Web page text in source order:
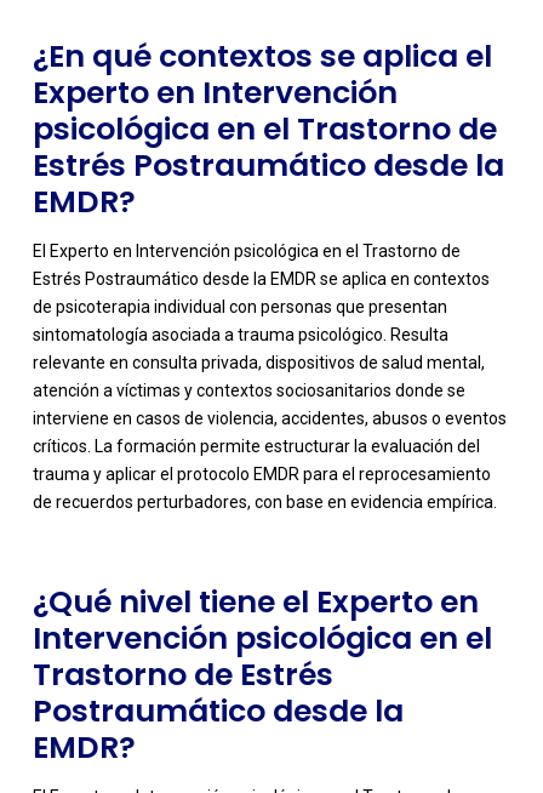
¿En qué contextos se aplica el
Experto en Intervención
psicológica en el Trastorno de
Estrés Postraumático desde la
EMDR?
El Experto en Intervención psicológica en el Trastorno de
Estrés Postraumático desde la EMDR se aplica en contextos
de psicoterapia individual con personas que presentan
sintomatología asociada a trauma psicológico. Resulta
relevante en consulta privada, dispositivos de salud mental,
atención a víctimas y contextos sociosanitarios donde se
interviene en casos de violencia, accidentes, abusos o eventos
críticos. La formación permite estructurar la evaluación del
trauma y aplicar el protocolo EMDR para el reprocesamiento
de recuerdos perturbadores, con base en evidencia empírica.
-
¿Qué nivel tiene el Experto en
Intervención psicológica en el
Trastorno de Estrés
Postraumático desde la
EMDR?